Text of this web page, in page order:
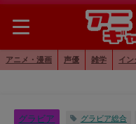
アニメ・漫画 声優 雑学 イン
グラビア グラビア総合